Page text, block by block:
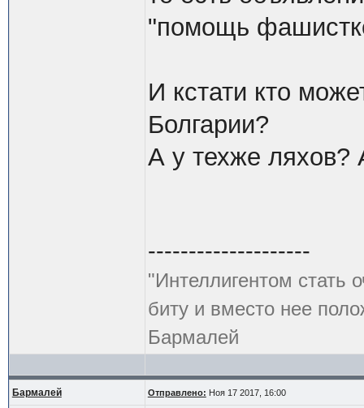
"помощь
И кстати кто
Болгарии?
А у техже ляхов?
--------------------
"Интеллигентом стать
биту и вместо нее
Бармалей
Бармалей Отправлено: Ноя 17 2017, 16:00